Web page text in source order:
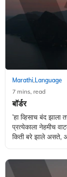
Marathi, Language
7 mins, read
बॉर्डर
‘हा व्हिसाच बंद झाला
प्रत्येकाला नेहमीच
किती बरे झाले असते,